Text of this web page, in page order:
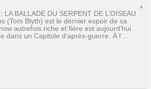
LA BALLADE DU SERPENT DE L’OISEAU
(Tom Blyth) est le dernier espoir de sa
autrefois riche et fière est aujourd’hui
dans un Capitole d’après-guerre. À l’...